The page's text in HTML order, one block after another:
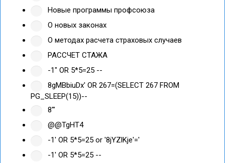
Новые программы профсоюза
О новых законах
О методах расчета страховых случаев
РАССЧЕТ СТАЖА
-1" OR 5*5=25 --
8gMBbiuDx' OR 267=(SELECT 267 FROM
PG_SLEEP(15))--
8'"
@@TgHT4
-1' OR 5*5=25 or '8jYZlKje'='
-1' OR 5*5=25 --